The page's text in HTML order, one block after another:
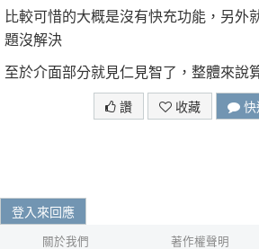
比較可惜的大概是沒有快充功能，另外
題沒解決
至於介面部分就見仁見智了，整體來說
讚 收藏
登入來回應
關於我們 著作權聲明